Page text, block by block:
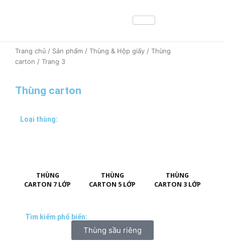
Trang chủ / Sản phẩm / Thùng & Hộp giấy / Thùng
carton / Trang 3
Thùng carton
Loại thùng:
THÙNG
CARTON 7 LỚP
THÙNG
CARTON 5 LỚP
THÙNG
CARTON 3 LỚP
Tìm kiếm phổ biến:
Thùng sầu riêng